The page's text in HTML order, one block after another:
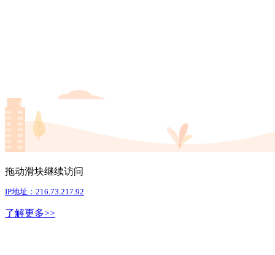
拖动滑块继续访问
IP地址：216.73.217.92
了解更多>>